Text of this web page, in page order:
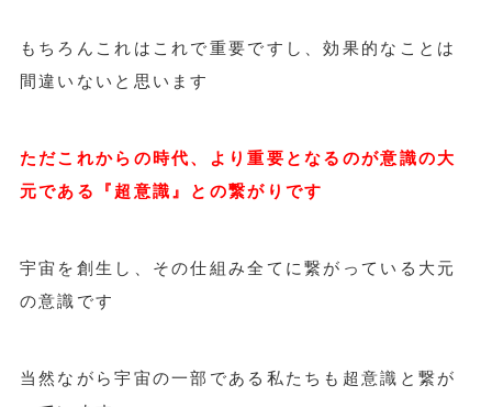
もちろんこれはこれで重要ですし、効果的なことは
間違いないと思います
ただこれからの時代、より重要となるのが意識の大
元である『超意識』との繋がりです
宇宙を創生し、その仕組み全てに繋がっている大元
の意識です
当然ながら宇宙の一部である私たちも超意識と繋が